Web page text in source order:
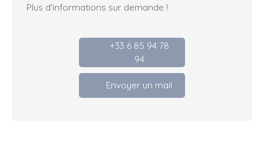
Plus d'informations sur demande !
+33 6 85 94 78
94
Envoyer un mail